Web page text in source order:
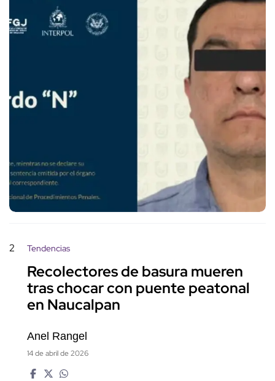
2 Tendencias
Recolectores de basura mueren
tras chocar con puente peatonal
en Naucalpan
Anel Rangel
14 de abril de 2026